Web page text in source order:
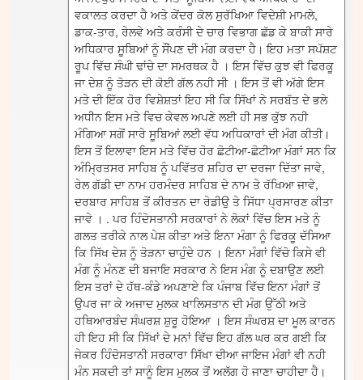
ਵਕਾਲਤ ਕਰਦਾ ਹੈ ਅਤੇ ਕੇਂਦਰ ਕੋਲ ਸੁਰੱਖਿਆ ਵਿਦੇਸ਼ੀ ਮਾਮਲੇ,
ਡਾਕ-ਤਾਰ, ਰੇਲਵੇ ਅਤੇ ਕਰੰਸੀ ਦੇ ਚਾਰ ਵਿਭਾਗ ਛੱਡ ਕੇ ਬਾਕੀ ਸਾਰੇ
ਅਧਿਕਾਰ ਸੂਬਿਆਂ ਨੂੰ ਸੌਂਪਣ ਦੀ ਮੰਗ ਕਰਦਾ ਹੈ। ਇਹ ਮਤਾ ਸਪੱਸ਼ਟ
ਰੂਪ ਵਿੱਚ ਸੰਘੀ ਢਾਂਚੇ ਦਾ ਸਮਰਥਕ ਹੈ । ਇਸ ਵਿੱਚ ਕੁਝ ਵੀ ਫਿਰਕੂ
ਜਾ ਦੇਸ਼ ਨੂੰ ਤੋੜਨ ਦੀ ਕੋਈ ਗੱਲ ਨਹੀ ਸੀ । ਇਸ ਤੋਂ ਵੀ ਅੱਗੇ ਇਸ
ਮਤੇ ਦੀ ਇੱਕ ਹੋਰ ਵਿਸ਼ੇਸ਼ਤਾਂ ਇਹ ਸੀ ਕਿ ਸਿੱਖਾਂ ਨੇ ਸਰਬੱਤ ਦੇ ਭਲੇ
ਅਧੀਨ ਇਸ ਮਤੇ ਵਿਚ ਕੇਵਲ ਅਪਣੇ ਲਈ ਹੀ ਸਭ ਕੁੱਝ ਨਹੀ
ਮੰਗਿਆ ਸਗੋਂ ਸਾਰੇ ਸੂਬਿਆਂ ਲਈ ਵੱਧ ਅਧਿਕਾਰਾਂ ਦੀ ਮੰਗ ਕੀਤੀ।
ਇਸ ਤੋਂ ਇਲਾਵਾ ਇਸ ਮਤੇ ਵਿੱਚ ਹੋਰ ਛੋਟੀਆ-ਛੋਟੀਆ ਮੰਗਾਂ ਸਨ ਕਿ
ਅੰਮ੍ਰਿਤਸਰ ਸਾਹਿਬ ਨੂੰ ਪਵਿੱਤਰ ਸ਼ਹਿਰ ਦਾ ਦਰਜਾ ਦਿੱਤਾ ਜਾਵੇ,
ਰੇਲ ਗੱਡੀ ਦਾ ਨਾਮ ਹਰਮੰਦਰ ਸਾਹਿਬ ਦੇ ਨਾਮ ਤੇ ਰੱਖਿਆ ਜਾਵੇ,
ਦਰਬਾਰ ਸਾਹਿਬ ਤੋਂ ਕੀਰਤਨ ਦਾ ਰੇਡੀਉ ਤੇ ਸਿੱਧਾ ਪ੍ਰਸਾਰਣ ਕੀਤਾ
ਜਾਵੇ । . ਪਰ ਹਿੰਦੋਸਤਾਨੀ ਸਰਕਾਰਾਂ ਨੇ ਲੋਕਾਂ ਵਿੱਚ ਇਸ ਮਤੇ ਨੂੰ
ਗਲਤ ਤਰੀਕੇ ਨਾਲ ਪੇਸ਼ ਕੀਤਾ ਅਤੇ ਇਨਾ ਮੰਗਾ ਨੂੰ ਫਿਰਕੂ ਦੱਸਿਆ
ਕਿ ਸਿੱਖ ਦੇਸ਼ ਨੂੰ ਤੋੜਨਾ ਚਾਹੁੰਦੇ ਹਨ । ਇਨਾ ਮੰਗਾਂ ਵਿੱਚੋ ਕਿਸੇ ਵੀ
ਮੰਗ ਨੂੰ ਮੰਨਣ ਦੀ ਬਜਾਇ ਸਰਕਾਰ ਨੇ ਇਸ ਮੰਗ ਨੂੰ ਦਬਾਉਣ ਲਈ
ਇਸ ਤਰਾਂ ਦੇ ਹੱਥ-ਕੰਡੇ ਅਪਣਾਏ ਕਿ ਪੰਜਾਬ ਵਿੱਚ ਇਨਾ ਮੰਗਾਂ ਤੋਂ
ਉਪਰ ਜਾ ਕੇ ਅਜਾਦ ਮੁਲਕ ਖਾਲਿਸਤਾਨ ਦੀ ਮੰਗ ਉੱਠੀ ਅਤੇ
ਹਥਿਆਰਬੰਦ ਸੰਘਰਸ਼ ਸ਼ੁਰੂ ਹੋਇਆ । ਇਸ ਸੰਘਰਸ਼ ਦਾ ਮੂਲ ਕਾਰਨ
ਹੀ ਇਹ ਸੀ ਕਿ ਸਿੱਖਾਂ ਦੇ ਮਨਾਂ ਵਿੱਚ ਇਹ ਗੱਲ ਘਰ ਕਰ ਗਈ ਕਿ
ਜੇਕਰ ਹਿੰਦੋਸਤਾਨੀ ਸਰਕਾਰਾ ਸਿੱਖਾ ਦੀਆ ਜਾਇਜ ਮੰਗਾਂ ਵੀ ਨਹੀ
ਮੰਨ ਸਕਦੀ ਤਾਂ ਸਾਨੂੰ ਇਸ ਮੁਲਕ ਤੋਂ ਅਲੱਗ ਹੋ ਜਾਣਾ ਚਾਹੀਦਾ ਹੈ।